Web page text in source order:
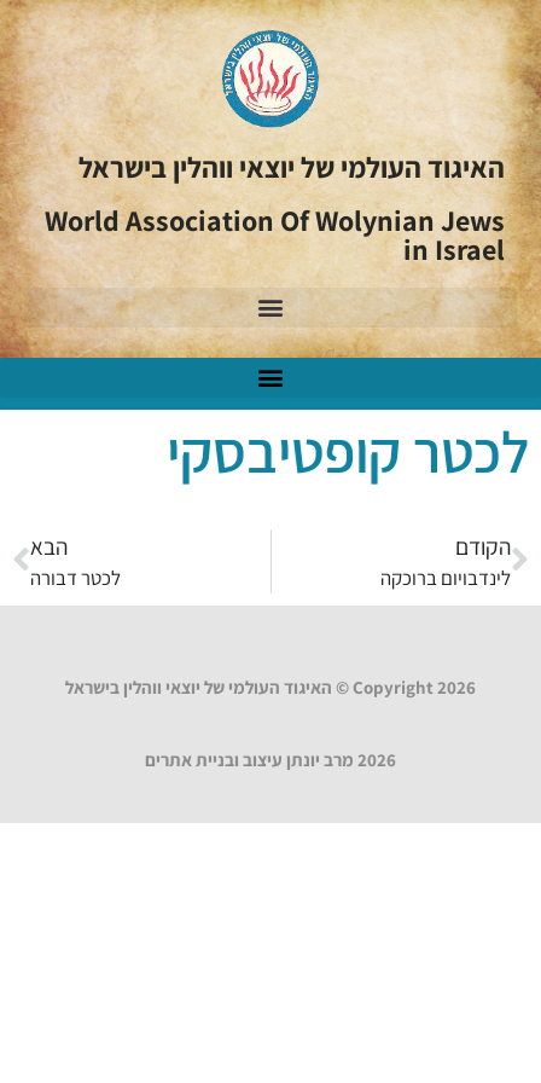
האיגוד העולמי של יוצאי ווהלין בישראל
World Association Of Wolynian Jews
in Israel
לכטר קופטיבסקי
הקודם
לינדבויום ברוכקה
הבא
לכטר דבורה
Copyright 2026 © האיגוד העולמי של יוצאי ווהלין בישראל
2026 מרב יונתן עיצוב ובניית אתרים